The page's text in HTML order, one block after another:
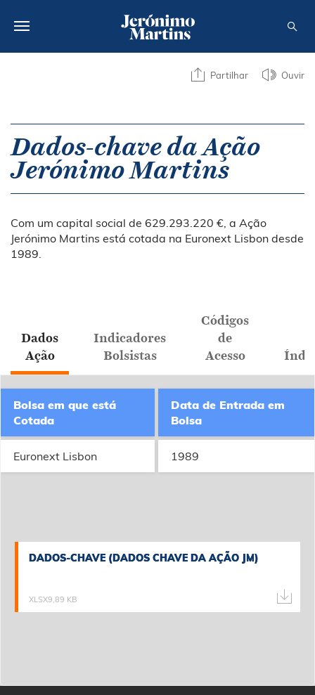
INVESTIDOR
MEDIA
CONTACTOS
Partilhar Ouvir
Dados-chave da Ação
Jerónimo Martins
Com um capital social de 629.293.220 €, a Ação
Jerónimo Martins está cotada na Euronext Lisbon desde
1989.
Dados
Ação
Indicadores
Bolsistas
Códigos
de
Acesso
Bolsa em que está
Cotada
Data de Entrada em
Bolsa
Euronext Lisbon 1989
DADOS-CHAVE (DADOS CHAVE DA AÇÃO JM)
XLSX9,89 KB
DADOS-CHAVE (DADOS CHAVE DA AÇÃO JM)